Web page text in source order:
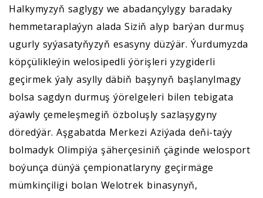
Halkymyzyň saglygy we abadançylygy baradaky
hemmetaraplaýyn alada Siziň alyp barýan durmuş
ugurly syýasatyňyzyň esasyny düzýär. Ýurdumyzda
köpçülikleýin welosipedli ýörişleri yzygiderli
geçirmek ýaly asylly däbiň başynyň başlanylmagy
bolsa sagdyn durmuş ýörelgeleri bilen tebigata
aýawly çemeleşmegiň özboluşly sazlaşygyny
döredýär. Aşgabatda Merkezi Aziýada deňi-taýy
bolmadyk Olimpiýa şäherçesiniň çäginde welosport
boýunça dünýä çempionatlaryny geçirmäge
mümkinçiligi bolan Welotrek binasynyň,